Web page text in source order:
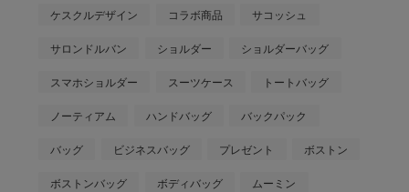
ケスクルデザイン コラボ商品 サコッシュ
サロンドルバン ショルダー ショルダーバッグ
スマホショルダー スーツケース トートバッグ
ノーティアム ハンドバッグ バックパック
バッグ ビジネスバッグ プレゼント ボストン
ボストンバッグ ボディバッグ ムーミン